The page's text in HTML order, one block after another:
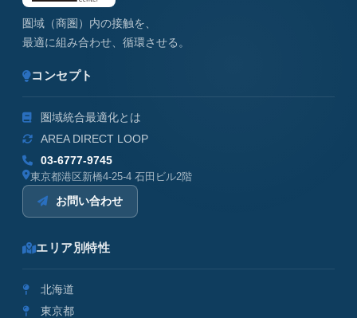
圏域（商圏）内の接触を、
最適に組み合わせ、循環させる。
コンセプト
圏域統合最適化とは
AREA DIRECT LOOP
03-6777-9745
東京都港区新橋4-25-4 石田ビル2階
お問い合わせ
エリア別特性
北海道
東京都